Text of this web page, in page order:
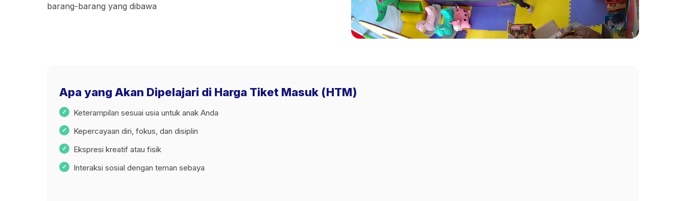
barang-barang yang dibawa
Apa yang Akan Dipelajari di Harga Tiket Masuk (HTM)
Keterampilan sesuai usia untuk anak Anda
Kepercayaan diri, fokus, dan disiplin
Ekspresi kreatif atau fisik
Interaksi sosial dengan teman sebaya